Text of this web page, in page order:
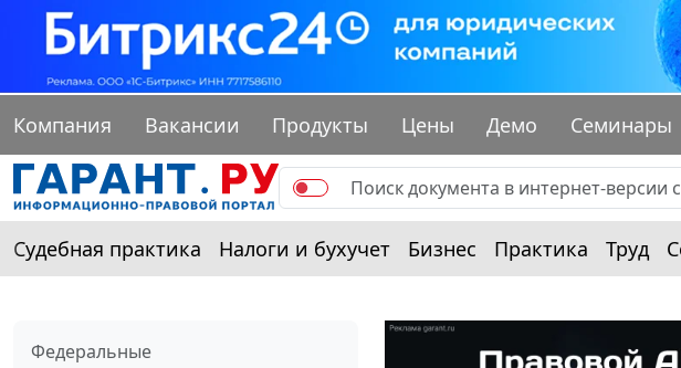
Компания Вакансии Продукты Цены Демо Семинары
Судебная практика Налоги и бухучет Бизнес Практика Труд
Федеральные